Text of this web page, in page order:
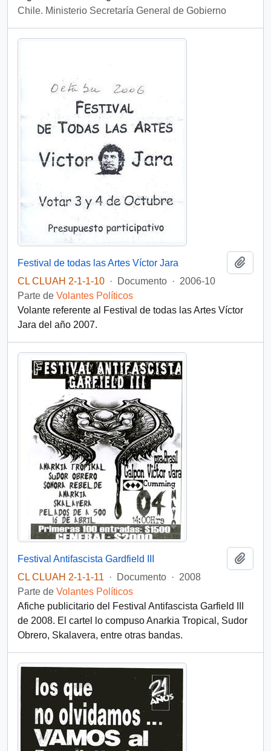
Chile. Ministerio Secretaría General de Gobierno
Festival de todas las Artes Víctor Jara
CL CLUAH 2-1-1-10 · Documento · 2006-10
Parte de Volantes Políticos
Volante referente al Festival de todas las Artes Víctor
Jara del año 2007.
Festival Antifascista Gardfield III
CL CLUAH 2-1-1-11
· Documento · 2008
Parte de Volantes Políticos
Afiche publicitario del Festival Antifascista Garfield III
de 2008. El cartel lo compuso Anarkia Tropical, Sudor
Obrero, Skalavera, entre otras bandas.